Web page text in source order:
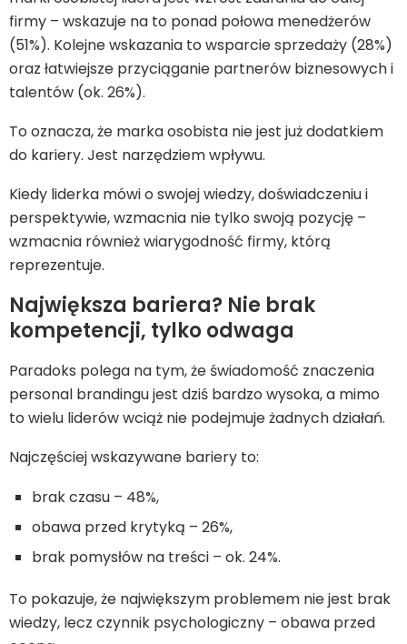
firmy – wskazuje na to ponad połowa menedżerów
(51%). Kolejne wskazania to wsparcie sprzedaży (28%)
oraz łatwiejsze przyciąganie partnerów biznesowych i
talentów (ok. 26%).
To oznacza, że marka osobista nie jest już dodatkiem
do kariery. Jest narzędziem wpływu.
Kiedy liderka mówi o swojej wiedzy, doświadczeniu i
perspektywie, wzmacnia nie tylko swoją pozycję –
wzmacnia również wiarygodność firmy, którą
reprezentuje.
Największa bariera? Nie brak
kompetencji, tylko odwaga
Paradoks polega na tym, że świadomość znaczenia
personal brandingu jest dziś bardzo wysoka, a mimo
to wielu liderów wciąż nie podejmuje żadnych działań.
Najczęściej wskazywane bariery to:
brak czasu – 48%,
obawa przed krytyką – 26%,
brak pomysłów na treści – ok. 24%.
To pokazuje, że największym problemem nie jest brak
wiedzy, lecz czynnik psychologiczny – obawa przed